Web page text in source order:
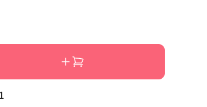
Voer de gewenste